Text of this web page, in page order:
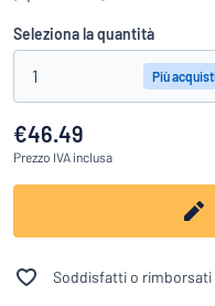
clienti
Azienda
Seleziona la quantità
1 Più
€46.49
Prezzo IVA inclusa
Soddisfatti o rimborsati